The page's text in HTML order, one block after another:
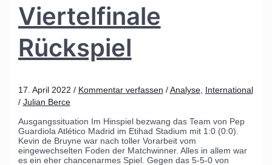
Viertelfinale
Rückspiel
17. April 2022 / Kommentar verfassen /Analyse, International
/ Julian Berce
Ausgangssituation Im Hinspiel bezwang das Team von Pep
Guardiola Atlético Madrid im Etihad Stadium mit 1:0 (0:0).
Kevin de Bruyne war nach toller Vorarbeit vom
eingewechselten Foden der Matchwinner. Alles in allem war
es ein eher chancenarmes Spiel. Gegen das 5-5-0 von